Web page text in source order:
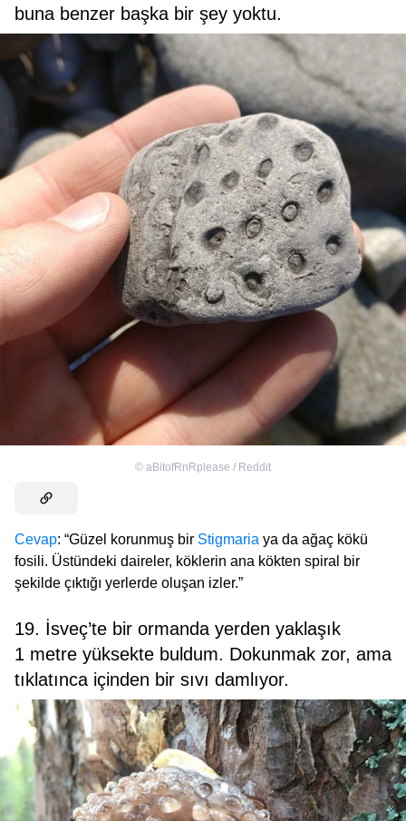
buna benzer başka bir şey yoktu.
© aBitofRnRplease / Reddit
Cevap: “Güzel korunmuş bir Stigmaria ya da ağaç kökü
fosili. Üstündeki daireler, köklerin ana kökten spiral bir
şekilde çıktığı yerlerde oluşan izler.”
19. İsveç’te bir ormanda yerden yaklaşık
1 metre yüksekte buldum. Dokunmak zor, ama
tıklatınca içinden bir sıvı damlıyor.